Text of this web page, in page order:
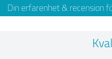
Din erfarenhet & recension